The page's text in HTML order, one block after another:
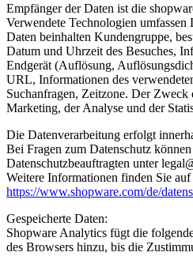
Empfänger der Daten ist die
Verwendete Technologien umfassen
Daten beinhalten Kundengruppe,
Datum und Uhrzeit des Besuches,
Endgerät (Auflösung,
URL, Informationen des
Suchanfragen, Zeitzone. Der Zweck
Marketing, der Analyse und der
Die Datenverarbeitung erfolgt
Bei Fragen zum Datenschutz können
Datenschutzbeauftragten unter
Weitere Informationen finden Sie auf
https://www.shopware.com/de/
Gespeicherte Daten:
Shopware Analytics fügt die
des Browsers hinzu, bis die